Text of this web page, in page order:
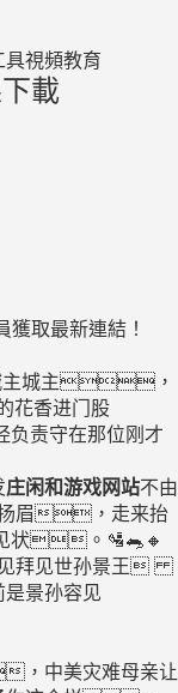
具視頻教育
載
取最新連結！
城主城主，
花香进门股
责守在那位刚才
庄闲和游戏网站不由
扬眉，走来抬
。🛂🐀🔸
见拜见世孙景王
景孙容见
中美灾难母亲让